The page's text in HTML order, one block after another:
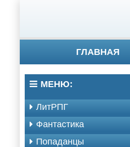
ГЛАВНАЯ
МЕНЮ:
ЛитРПГ
Фантастика
Попаданцы